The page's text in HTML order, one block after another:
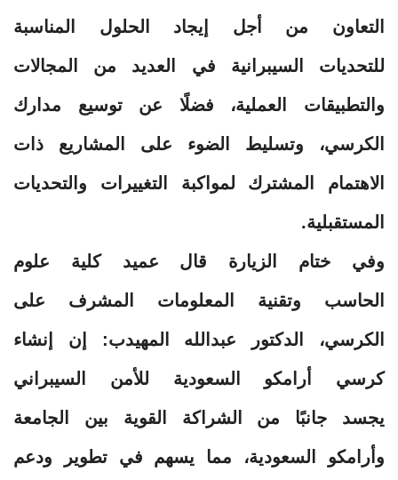
التعاون من أجل إيجاد الحلول المناسبة
للتحديات السيبرانية في العديد من المجالات
والتطبيقات العملية، فضلًا عن توسيع مدارك
الكرسي، وتسليط الضوء على المشاريع ذات
الاهتمام المشترك لمواكبة التغييرات والتحديات
المستقبلية.
وفي ختام الزيارة قال عميد كلية علوم
الحاسب وتقنية المعلومات المشرف على
الكرسي، الدكتور عبدالله المهيدب: إن إنشاء
كرسي أرامكو السعودية للأمن السيبراني
يجسد جانبًا من الشراكة القوية بين الجامعة
وأرامكو السعودية، مما يسهم في تطوير ودعم